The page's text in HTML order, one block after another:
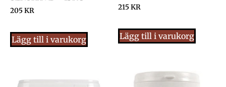
205KR
Lägg till i varukorg
215KR
Lägg till i varukorg